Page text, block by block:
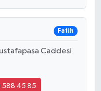
Fatih
Caddesi
588 45 85